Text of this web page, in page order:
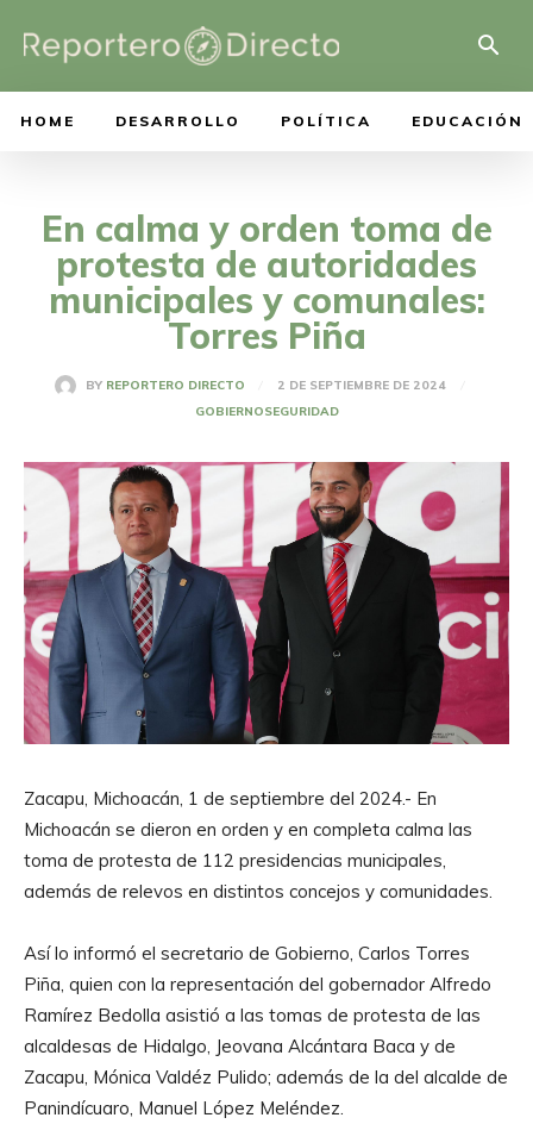
HOME DESARROLLO POLÍTICA EDUCACIÓN
En calma y orden toma de
protesta de autoridades
municipales y comunales:
Torres Piña
BY REPORTERO DIRECTO
2 DE SEPTIEMBRE DE 2024
GOBIERNOSEGURIDAD
Zacapu, Michoacán, 1 de septiembre del 2024.- En
Michoacán se dieron en orden y en completa calma las
toma de protesta de 112 presidencias municipales,
además de relevos en distintos concejos y comunidades.
Así lo informó el secretario de Gobierno, Carlos Torres
Piña, quien con la representación del gobernador Alfredo
Ramírez Bedolla asistió a las tomas de protesta de las
alcaldesas de Hidalgo, Jeovana Alcántara Baca y de
Zacapu, Mónica Valdéz Pulido; además de la del alcalde de
Panindícuaro, Manuel López Meléndez.